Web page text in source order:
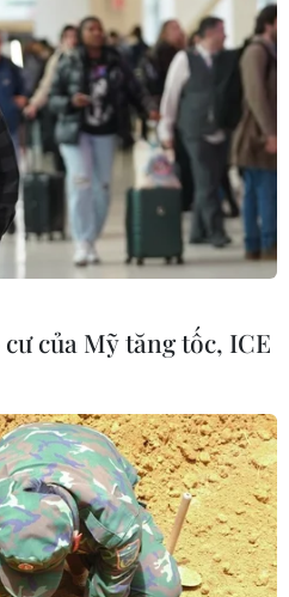
của Mỹ tăng tốc, ICE